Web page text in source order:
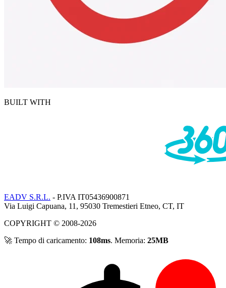
BUILT WITH
EADV S.R.L. - P.IVA IT05436900871
Via Luigi Capuana, 11, 95030 Tremestieri Etneo, CT, IT
COPYRIGHT © 2008-2026
🚀 Tempo di caricamento: 108ms. Memoria: 25MB